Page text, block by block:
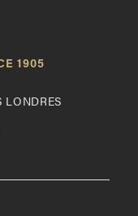
1905
LONDRES